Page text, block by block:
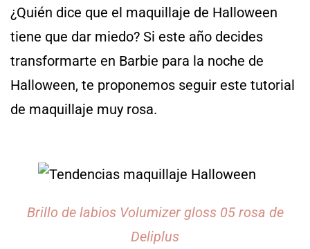
¿Quién dice que el maquillaje de Halloween
tiene que dar miedo? Si este año decides
transformarte en Barbie para la noche de
Halloween, te proponemos seguir este tutorial
de maquillaje muy rosa.
Brillo de labios Volumizer gloss 05 rosa de
Deliplus